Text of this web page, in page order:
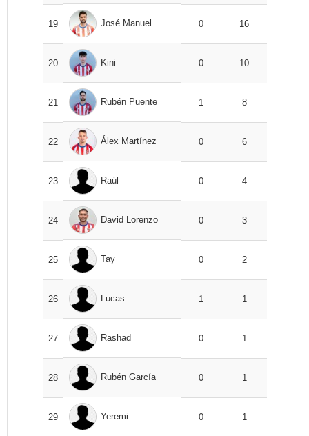
19 José Manuel 0 16
20 Kini 0 10
21 Rubén Puente 1 8
22 Álex Martínez 0 6
23 Raúl 0 4
24 David Lorenzo 0 3
25 Tay 0 2
26 Lucas 1 1
27 Rashad 0 1
28 Rubén García 0 1
29 Yeremi 0 1